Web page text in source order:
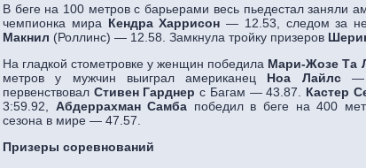
В беге на 100 метров с барьерами весь пьедестал заняли
чемпионка мира Кендра Харрисон — 12.53, следом за
Макнил (Роллинс) — 12.58. Замкнула тройку призеров
На гладкой стометровке у женщин победила Мари-Жозе Та
метров у мужчин выиграл американец
Ноа Лайлс
—
первенствовал Стивен Гарднер с Багам — 43.87. Кастер
3:59.92, Абдеррахман Самба победил в беге на 400
сезона в мире — 47.57.
Призеры соревнований